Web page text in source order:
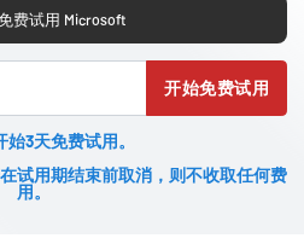
费试用 Microsoft
开始免费试用
始3天免费试用。
试用期结束前取消，则不收取任何费
用。